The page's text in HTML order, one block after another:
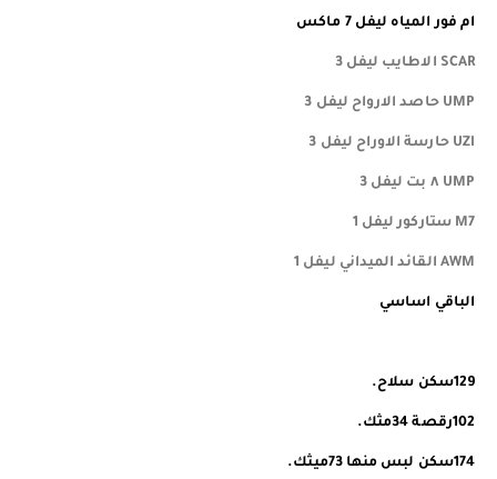
ام فور المياه ليفل 7 ماكس
SCAR الاطايب ليفل 3
UMP حاصد الارواح ليفل 3
UZI حارسة الاوراح ليفل 3
UMP ٨ بت ليفل 3
M7 ستاركور ليفل 1
AWM القائد الميداني ليفل 1
الباقي اساسي
129سكن سلاح.
102رقصة 34مثك.
174سكن لبس منها 73ميثك.